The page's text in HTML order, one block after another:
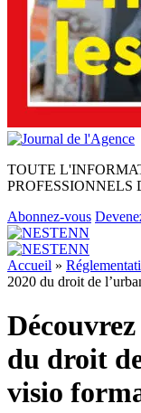
TOUTE
Abonnez-vous
Accueil »
2020 du droit de
du droit
visio